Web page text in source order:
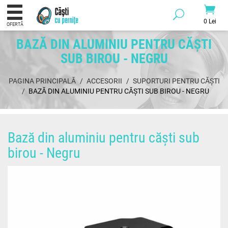
0 Lei
OFERTĂ
BAZĂ DIN ALUMINIU PENTRU CĂȘTI
SUB BIROU - NEGRU
PAGINA PRINCIPALĂ ACCESORII
SUPORTURI PENTRU CĂȘTI
BAZĂ DIN ALUMINIU PENTRU CĂȘTI SUB BIROU - NEGRU
Bază din aluminiu pentru căști sub
birou - Negru